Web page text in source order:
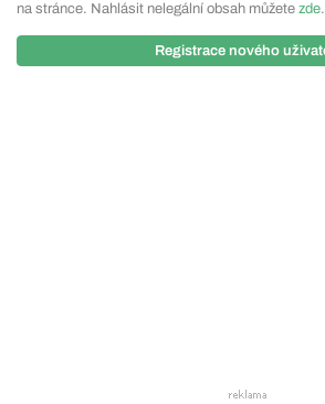
na stránce. Nahlásit nelegální obsah můžete zde.
Registrace nového